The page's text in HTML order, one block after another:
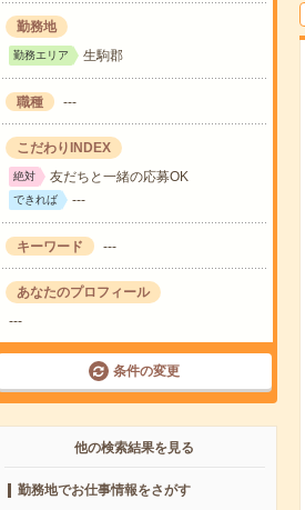
勤務地
勤務エリア 生駒郡
職種 ---
こだわりINDEX
絶対 友だちと一緒の応募OK
できれば ---
キーワード ---
あなたのプロフィール
---
条件の変更
他の検索結果を見る
勤務地でお仕事情報をさがす